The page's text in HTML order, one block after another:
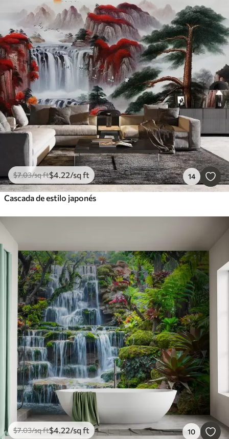
$7.03/sq ft$4 .22/sq ft 14
Cascada de estilo japonés
$7.03/sq ft$4 .22/sq ft 10